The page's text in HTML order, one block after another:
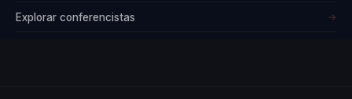
Explorar conferencistas →